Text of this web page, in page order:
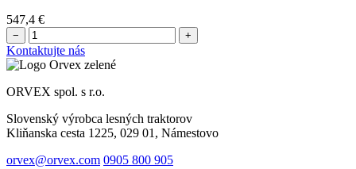
547,4 €
− +
Kontaktujte nás
ORVEX spol. s r.o.
Slovenský výrobca lesných traktorov
Kliňanska cesta 1225, 029 01, Námestovo
orvex@orvex.com 0905 800 905